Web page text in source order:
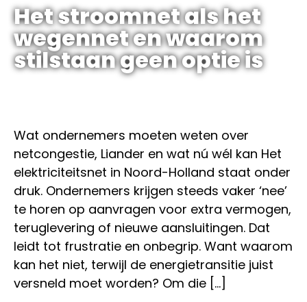
Het stroomnet als het
wegennet en waarom
stilstaan geen optie is
Wat ondernemers moeten weten over
netcongestie, Liander en wat nú wél kan Het
elektriciteitsnet in Noord-Holland staat onder
druk. Ondernemers krijgen steeds vaker ‘nee’
te horen op aanvragen voor extra vermogen,
teruglevering of nieuwe aansluitingen. Dat
leidt tot frustratie en onbegrip. Want waarom
kan het niet, terwijl de energietransitie juist
versneld moet worden? Om die […]